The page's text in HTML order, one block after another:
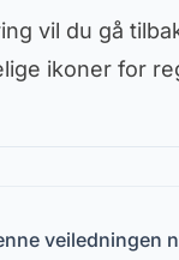
vil du gå
ikoner for
veiledningen